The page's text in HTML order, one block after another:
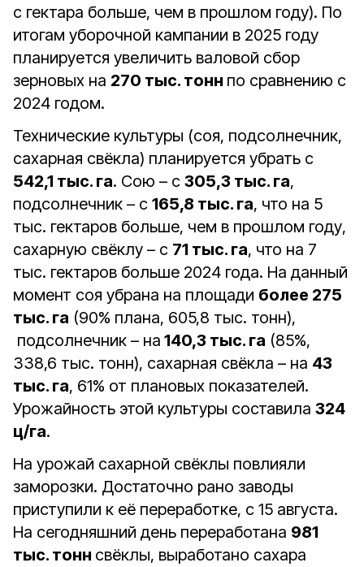
с гектара больше, чем в прошлом году). По
итогам уборочной кампании в 2025 году
планируется увеличить валовой сбор
зерновых на 270 тыс. тонн по сравнению с
2024 годом.
Технические культуры (соя, подсолнечник,
сахарная свёкла) планируется убрать с
542,1 тыс. га. Сою – с 305,3 тыс. га,
подсолнечник – с 165,8 тыс. га, что на 5
тыс. гектаров больше, чем в прошлом году,
сахарную свёклу – с 71 тыс. га, что на 7
тыс. гектаров больше 2024 года. На данный
момент соя убрана на площади более 275
тыс. га (90% плана, 605,8 тыс. тонн),
подсолнечник – на 140,3 тыс. га (85%,
338,6 тыс. тонн), сахарная свёкла – на 43
тыс. га, 61% от плановых показателей.
Урожайность этой культуры составила 324
ц/га.
На урожай сахарной свёклы повлияли
заморозки. Достаточно рано заводы
приступили к её переработке, с 15 августа.
На сегодняшний день переработана 981
тыс. тонн свёклы, выработано сахара